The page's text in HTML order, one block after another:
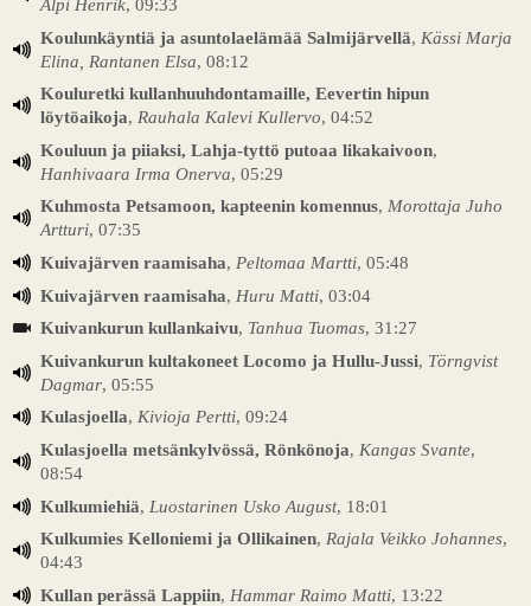
Alpi Henrik, 09:33
Koulunkäyntiä ja asuntolaelämää Salmijärvellä, Kässi Marja
Elina, Rantanen Elsa, 08:12
Kouluretki kullanhuuhdontamaille, Eevertin hipun
löytöaikoja, Rauhala Kalevi Kullervo, 04:52
Kouluun ja piiaksi, Lahja-tyttö putoaa likakaivoon,
Hanhivaara Irma Onerva, 05:29
Kuhmosta Petsamoon, kapteenin komennus, Morottaja Juho
Artturi, 07:35
Kuivajärven raamisaha, Peltomaa Martti, 05:48
Kuivajärven raamisaha, Huru Matti, 03:04
Kuivankurun kullankaivu, Tanhua Tuomas, 31:27
Kuivankurun kultakoneet Locomo ja Hullu-Jussi, Törngvist
Dagmar, 05:55
Kulasjoella, Kivioja Pertti, 09:24
Kulasjoella metsänkylvössä, Rönkönoja, Kangas Svante,
08:54
Kulkumiehiä, Luostarinen Usko August, 18:01
Kulkumies Kelloniemi ja Ollikainen, Rajala Veikko Johannes,
04:43
Kullan perässä Lappiin, Hammar Raimo Matti, 13:22